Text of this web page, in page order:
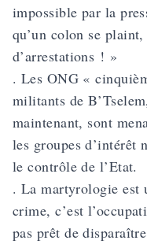
impossible par la
qu’un colon se
d’arrestations ! »
. Les ONG «
militants de
maintenant, sont
les groupes d’intérêt
le contrôle de l’Etat.
. La martyrologie est
crime, c’est
pas prêt de